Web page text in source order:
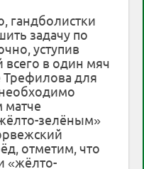
гандболистки
задачу по
уступив
всего в один мяч
Трефилова для
матче
зелёным»
отметим, что
«жёлто-